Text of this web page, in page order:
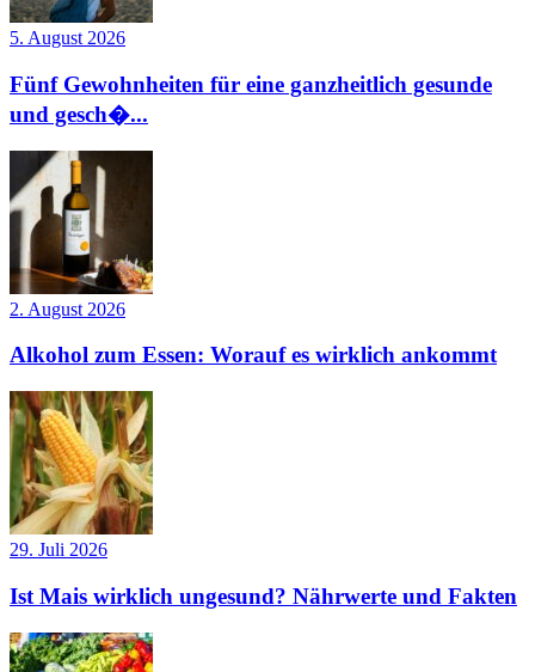
5. August 2026
Fünf Gewohnheiten für eine ganzheitlich gesunde
und gesch�...
2. August 2026
Alkohol zum Essen: Worauf es wirklich ankommt
29. Juli 2026
Ist Mais wirklich ungesund? Nährwerte und Fakten